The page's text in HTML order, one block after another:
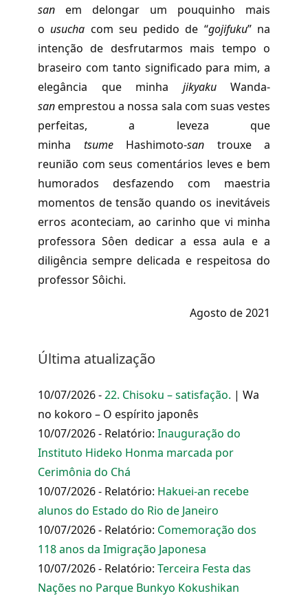
san em delongar um pouquinho mais
ousucha com seu pedido de “gojifuku” na
intenção de desfrutarmos mais tempo o
braseiro com tanto significado para mim, a
elegância que minha jikyakuWanda-
sanemprestou a nossa sala com suas vestes
perfeitas, a leveza que
minha tsumeHashimoto-san trouxe a
reunião com seus comentários leves e bem
humorados desfazendo com maestria
momentos de tensão quando os inevitáveis
erros aconteciam, ao carinho que vi minha
professora Sôen dedicar a essa aula e a
diligência sempre delicada e respeitosa do
professor Sôichi.
Agosto de 2021
Última atualização
10/07/2026 -22. Chisoku – satisfação. | Wa
no kokoro – O espírito japonês
10/07/2026 - Relatório: Inauguração do
Instituto Hideko Honma marcada por
Cerimônia do Chá
10/07/2026 - Relatório: Hakuei-an recebe
alunos do Estado do Rio de Janeiro
10/07/2026 - Relatório: Comemoração dos
118 anos da Imigração Japonesa
10/07/2026 - Relatório: Terceira Festa das
Nações no Parque Bunkyo Kokushikan